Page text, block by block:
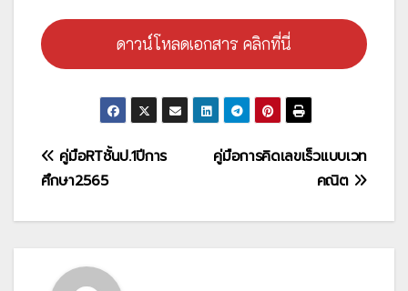
ดาวน์โหลดเอกสาร คลิกที่นี่
แนะแนว
เรื่อง
คู่มือการคิดเลขเร็วแบบเวท
คณิต
คู่มือRTชั้นป.1ปีการ
ศึกษา2565